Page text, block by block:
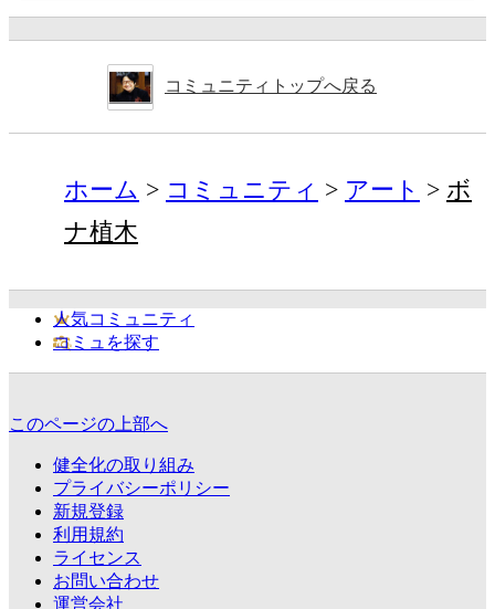
コミュニティトップへ戻る
ホーム コミュニティ アート
ボ
ナ植木
人気コミュニティ
コミュを探す
このページの上部へ
健全化の取り組み
プライバシーポリシー
新規登録
利用規約
ライセンス
お問い合わせ
運営会社